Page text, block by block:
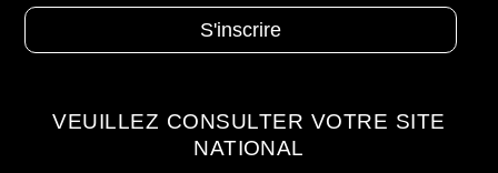
VEUILLEZ CONSULTER VOTRE SITE
NATIONAL